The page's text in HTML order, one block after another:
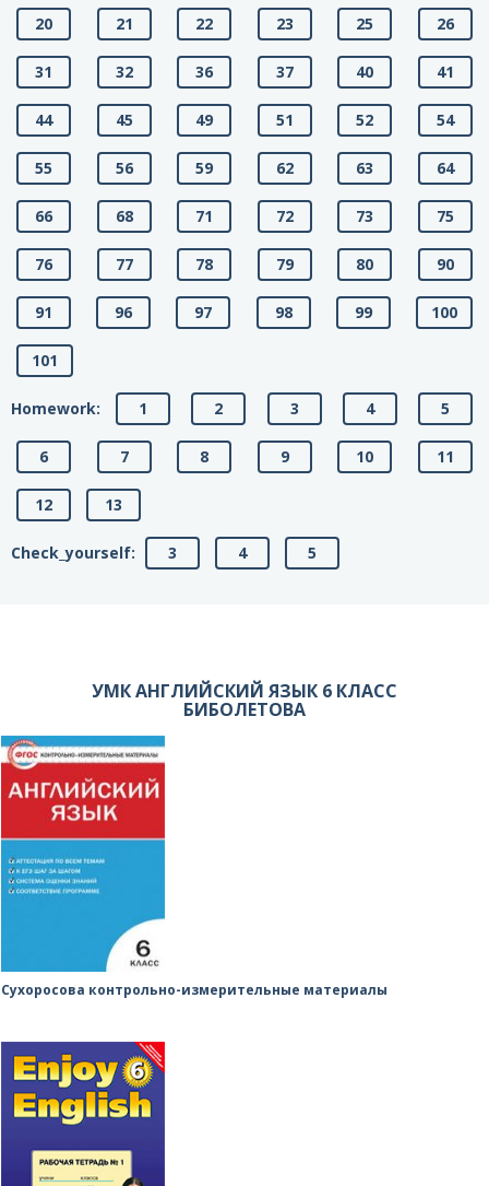
20 21 22 23 25 26
31 32 36 37 40 41
44 45 49 51 52 54
55 56 59 62 63 64
66 68 71 72 73 75
76 77 78 79 80 90
91 96 97 98 99 100
101
Homework: 1 2 3 4 5
6 7 8 9 10 11
12 13
Сheck_yourself: 3 4 5
УМК АНГЛИЙСКИЙ ЯЗЫК 6 КЛАСС
БИБОЛЕТОВА
Сухоросова контрольно-измерительные материалы